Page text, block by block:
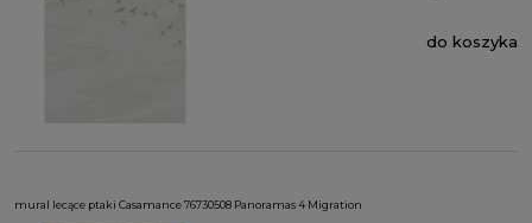
do koszyka
mural lecące ptaki Casamance 76730508 Panoramas 4 Migration